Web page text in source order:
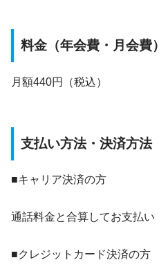
料金（年会費・月会費）
月額440円（税込）
支払い方法・決済方法
■キャリア決済の方
通話料金と合算してお支払い
■クレジットカード決済の方